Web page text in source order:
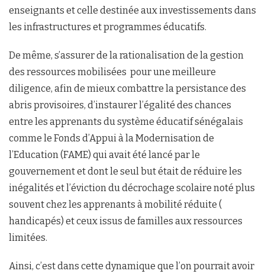
enseignants et celle destinée aux investissements dans
les infrastructures et programmes éducatifs.
De même, s’assurer de la rationalisation de la gestion
des ressources mobilisées pour une meilleure
diligence, afin de mieux combattre la persistance des
abris provisoires, d’instaurer l’égalité des chances
entre les apprenants du système éducatif sénégalais
comme le Fonds d’Appui à la Modernisation de
l’Education (FAME) qui avait été lancé par le
gouvernement et dont le seul but était de réduire les
inégalités et l’éviction du décrochage scolaire noté plus
souvent chez les apprenants à mobilité réduite (
handicapés) et ceux issus de familles aux ressources
limitées.
Ainsi, c’est dans cette dynamique que l’on pourrait avoir